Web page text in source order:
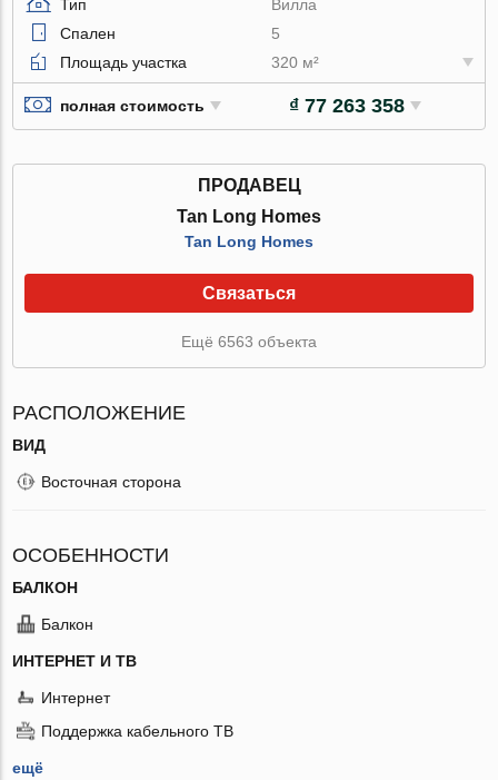
Тип
Вилла
Спален
5
Площадь участка
320 м²
полная стоимость ₫ 77 263 358
ПРОДАВЕЦ
Tan Long Homes
Tan Long Homes
Связаться
Ещё 6563 объекта
РАСПОЛОЖЕНИЕ
ВИД
Восточная сторона
ОСОБЕННОСТИ
БАЛКОН
Балкон
ИНТЕРНЕТ И ТВ
Интернет
Поддержка кабельного ТВ
ещё